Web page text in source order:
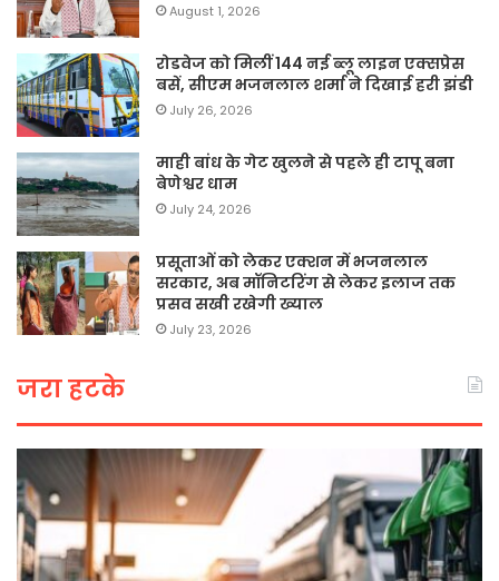
August 1, 2026
रोडवेज को मिलीं 144 नई ब्लू लाइन एक्सप्रेस
बसें, सीएम भजनलाल शर्मा ने दिखाई हरी झंडी
July 26, 2026
माही बांध के गेट खुलने से पहले ही टापू बना
बेणेश्वर धाम
July 24, 2026
प्रसूताओं को लेकर एक्शन में भजनलाल
सरकार, अब मॉनिटरिंग से लेकर इलाज तक
प्रसव सखी रखेगी ख्याल
July 23, 2026
जरा हटके